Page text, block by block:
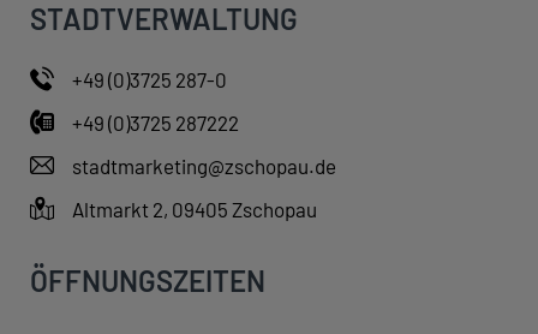
STADTVERWALTUNG
+49 (0)3725 287-0
+49 (0)3725 287222
stadtmarketing@zschopau.de
Altmarkt 2, 09405 Zschopau
ÖFFNUNGSZEITEN